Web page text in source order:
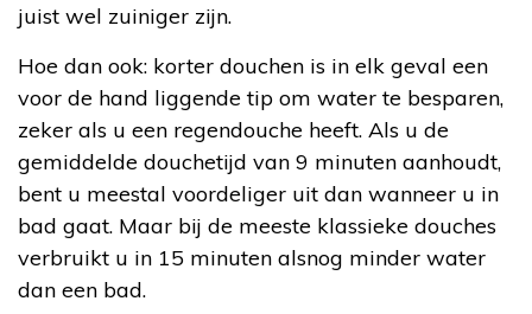
juist wel zuiniger zijn.
Hoe dan ook: korter douchen is in elk geval een
voor de hand liggende tip om water te besparen,
zeker als u een regendouche heeft. Als u de
gemiddelde douchetijd van 9 minuten aanhoudt,
bent u meestal voordeliger uit dan wanneer u in
bad gaat. Maar bij de meeste klassieke douches
verbruikt u in 15 minuten alsnog minder water
dan een bad.